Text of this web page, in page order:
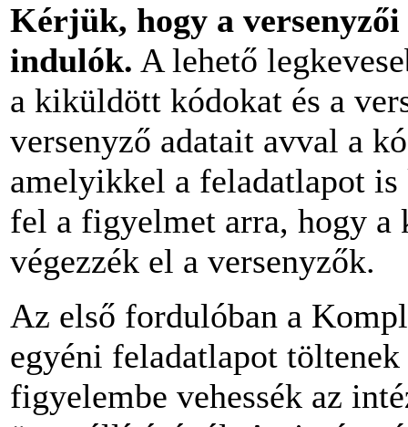
Kérjük, hogy a
indulók. A lehető
a kiküldött kódokat és a
versenyző adatait avval a
amelyikkel a feladatlapot
fel a figyelmet arra, hogy a
végezzék el a versenyzők.
Az első fordulóban a
egyéni feladatlapot
figyelembe vehessék az